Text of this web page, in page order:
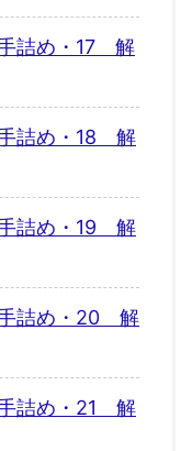
詰め・17 解
詰め・18 解
詰め・19 解
詰め・20 解
詰め・21 解